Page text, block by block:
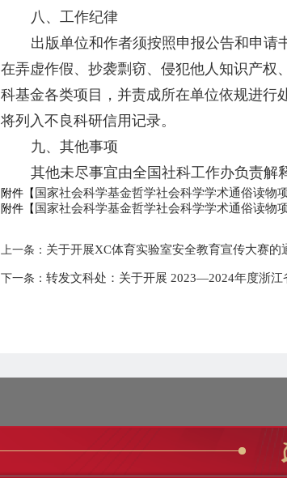
八、工作纪律
出版单位和作者须按照申报公告和申
在弄虚作假、抄袭剽窃、侵犯他人知识产权
科基金各类项目，并责成所在单位依规进行
将列入不良科研信用记录。
九、其他事项
其他未尽事宜由全国社科工作办负责解
附件【 国家社会科学基金哲学社会科学学术通俗读物
附件【 国家社会科学基金哲学社会科学学术通俗读物
上一条： 关于开展XC体育实验室安全教育宣传大赛的
下一条： 转发文科处：关于开展 2023—2024年度浙